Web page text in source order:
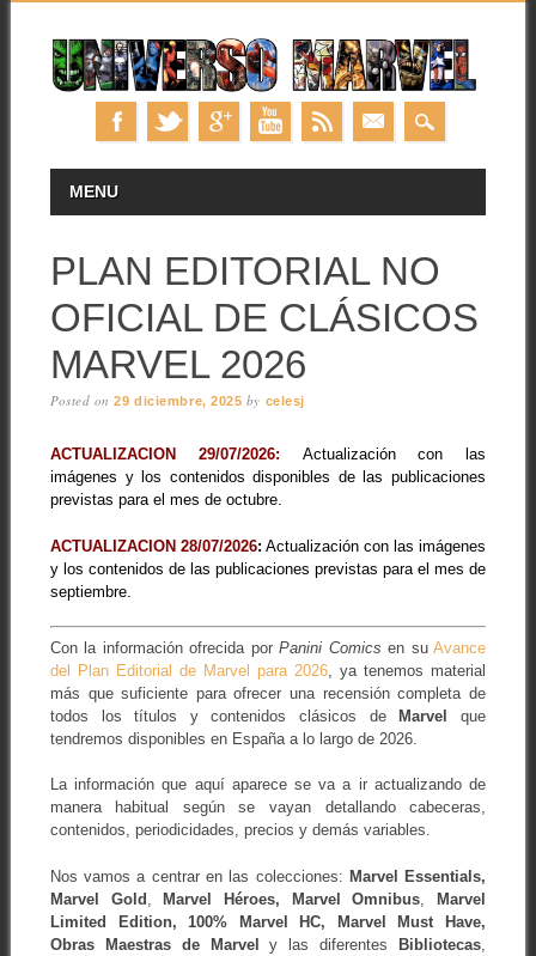
MAIN MENU
MENU
PLAN EDITORIAL NO
OFICIAL DE CLÁSICOS
MARVEL 2026
Posted on29 diciembre, 2025 by celesj
ACTUALIZACION 29/07/2026: Actualización con las
imágenes y los contenidos disponibles de las publicaciones
previstas para el mes de octubre.
ACTUALIZACION 28/07/2026: Actualización con las imágenes
y los contenidos de las publicaciones previstas para el mes de
septiembre.
Con la información ofrecida porPanini Comics en suAvance
del Plan Editorial de Marvel para 2026 , ya tenemos material
más que suficiente para ofrecer una recensión completa de
todos los títulos y contenidos clásicos de
Marvel
que
tendremos disponibles en España a lo largo de 2026.
La información que aquí aparece se va a ir actualizando de
manera habitual según se vayan detallando cabeceras,
contenidos, periodicidades, precios y demás variables.
Nos vamos a centrar en las colecciones: Marvel Essentials,
Marvel Gold
Marvel Héroes, Marvel Omnibus
Marvel
Limited Edition, 100% Marvel HC,
Marvel Must Have,
Obras Maestras de Marvely las diferentes Bibliotecas